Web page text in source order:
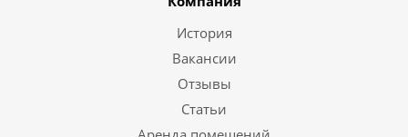
История
Вакансии
Отзывы
Статьи